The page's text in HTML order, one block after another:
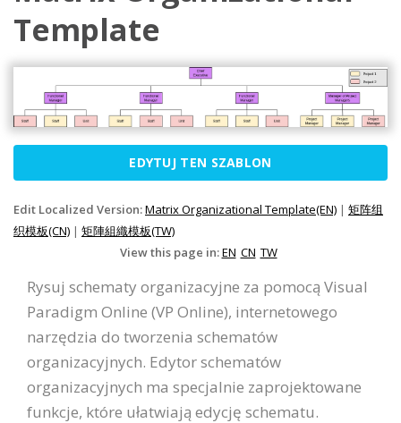
Template
EDYTUJ TEN SZABLON
Edit Localized Version:Matrix Organizational Template(EN) | 矩阵组
织模板(CN) | 矩陣組織模板(TW)
View this page in:EN CN TW
Rysuj schematy organizacyjne za pomocą Visual
Paradigm Online (VP Online), internetowego
narzędzia do tworzenia schematów
organizacyjnych. Edytor schematów
organizacyjnych ma specjalnie zaprojektowane
funkcje, które ułatwiają edycję schematu.